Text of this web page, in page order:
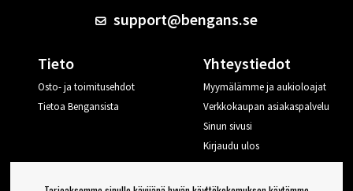
support@bengans.se
Tieto
Osto- ja toimitusehdot
Tietoa Bengansista
Yhteystiedot
Myymälämme ja aukioloajat
Verkkokaupan asiakaspalvelu
Sinun sivusi
Kirjaudu ulos
Haluan vinkkejä Bengansilta